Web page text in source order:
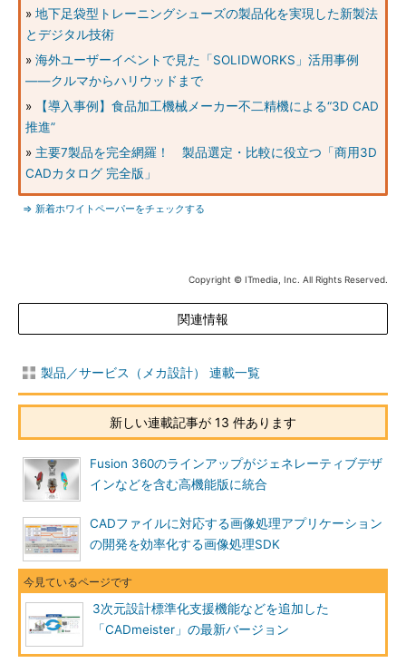
» 地下足袋型トレーニングシューズの製品化を実現した新製法
とデジタル技術
» 海外ユーザーイベントで見た「SOLIDWORKS」活用事例
――クルマからハリウッドまで
»
【導入事例】食品加工機械メーカー不二精機による“3D CAD
推進”
» 主要7製品を完全網羅！ 製品選定・比較に役立つ「商用3D
CADカタログ 完全版」
⇒ 新着ホワイトペーパーをチェックする
Copyright © ITmedia, Inc. All Rights Reserved.
関連情報
製品／サービス（メカ設計） 連載一覧
新しい連載記事が 13 件あります
Fusion 360のラインアップがジェネレーティブデザ
インなどを含む高機能版に統合
CADファイルに対応する画像処理アプリケーション
の開発を効率化する画像処理SDK
3次元設計標準化支援機能などを追加した
「CADmeister」の最新バージョン